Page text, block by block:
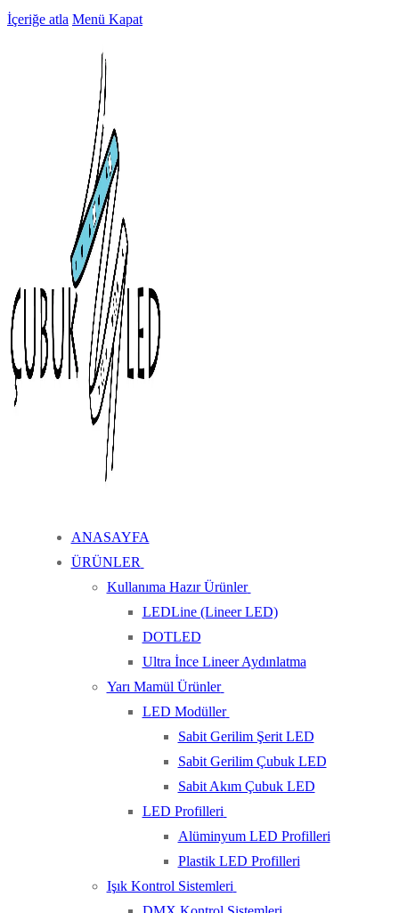
İçeriğe atla Menü Kapat
ANASAYFA
ÜRÜNLER
Kullanıma Hazır Ürünler
LEDLine (Lineer LED)
DOTLED
Ultra İnce Lineer Aydınlatma
Yarı Mamül Ürünler
LED Modüller
Sabit Gerilim Şerit LED
Sabit Gerilim Çubuk LED
Sabit Akım Çubuk LED
LED Profilleri
Alüminyum LED Profilleri
Plastik LED Profilleri
Işık Kontrol Sistemleri